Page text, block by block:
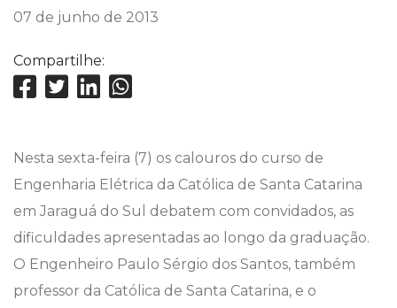
07 de junho de 2013
Compartilhe:
Nesta sexta-feira (7) os calouros do curso de
Engenharia Elétrica da Católica de Santa Catarina
em Jaraguá do Sul debatem com convidados, as
dificuldades apresentadas ao longo da graduação.
O Engenheiro Paulo Sérgio dos Santos, também
professor da Católica de Santa Catarina, e o